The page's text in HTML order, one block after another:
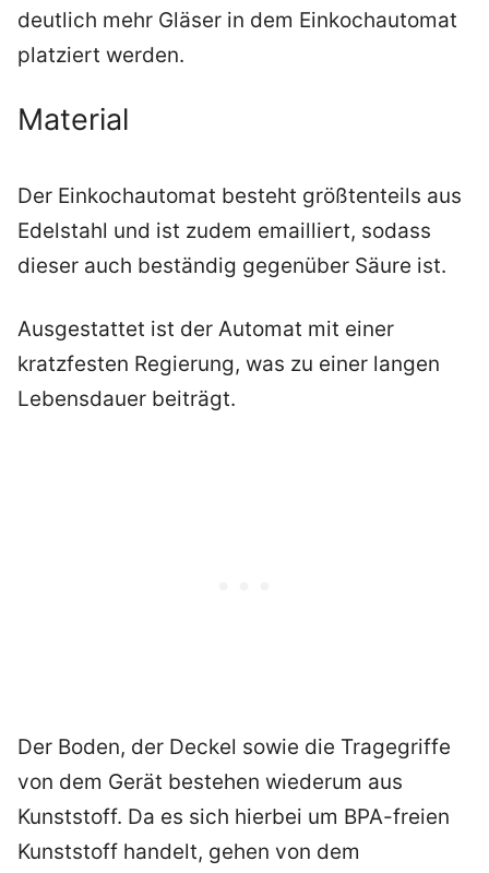
deutlich mehr Gläser in dem Einkochautomat
platziert werden.
Material
Der Einkochautomat besteht größtenteils aus
Edelstahl und ist zudem emailliert, sodass
dieser auch beständig gegenüber Säure ist.
Ausgestattet ist der Automat mit einer
kratzfesten Regierung, was zu einer langen
Lebensdauer beiträgt.
Der Boden, der Deckel sowie die Tragegriffe
von dem Gerät bestehen wiederum aus
Kunststoff. Da es sich hierbei um BPA-freien
Kunststoff handelt, gehen von dem